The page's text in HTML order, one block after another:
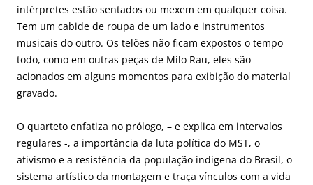
intérpretes estão sentados ou mexem em qualquer coisa.
Tem um cabide de roupa de um lado e instrumentos
musicais do outro. Os telões não ficam expostos o tempo
todo, como em outras peças de Milo Rau, eles são
acionados em alguns momentos para exibição do material
gravado.
O quarteto enfatiza no prólogo, – e explica em intervalos
regulares -, a importância da luta política do MST, o
ativismo e a resistência da população indígena do Brasil, o
sistema artístico da montagem e traça vínculos com a vida